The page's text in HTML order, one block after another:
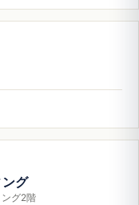
グ
グ2階